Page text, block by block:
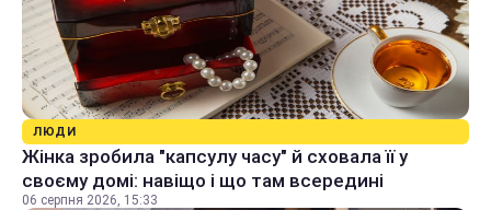
ЛЮДИ
Жінка зробила "капсулу часу" й сховала її у
своєму домі: навіщо і що там всередині
06 серпня 2026, 15:33